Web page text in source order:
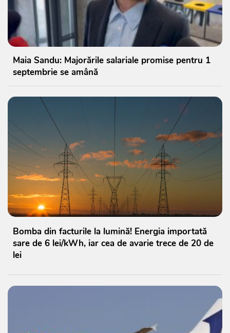
Maia Sandu: Majorările salariale promise pentru 1
septembrie se amână
Bomba din facturile la lumină! Energia importată
sare de 6 lei/kWh, iar cea de avarie trece de 20 de
lei